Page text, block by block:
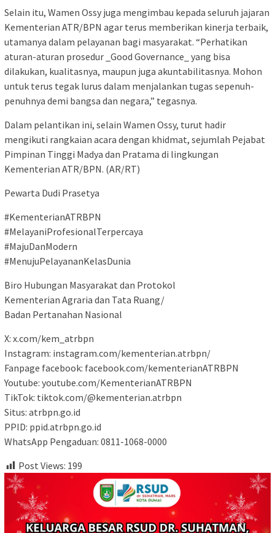
Selain itu, Wamen Ossy juga mengimbau kepada seluruh jajaran
Kementerian ATR/BPN agar terus memberikan kinerja terbaik,
utamanya dalam pelayanan bagi masyarakat. “Perhatikan
aturan-aturan prosedur _Good Governance_ yang bisa
dilakukan, kualitasnya, maupun juga akuntabilitasnya. Mohon
untuk terus tegak lurus dalam menjalankan tugas sepenuh-
penuhnya demi bangsa dan negara,” tegasnya.
Dalam pelantikan ini, selain Wamen Ossy, turut hadir
mengikuti rangkaian acara dengan khidmat, sejumlah Pejabat
Pimpinan Tinggi Madya dan Pratama di lingkungan
Kementerian ATR/BPN. (AR/RT)
Pewarta Dudi Prasetya
#KementerianATRBPN
#MelayaniProfesionalTerpercaya
#MajuDanModern
#MenujuPelayananKelasDunia
Biro Hubungan Masyarakat dan Protokol
Kementerian Agraria dan Tata Ruang/
Badan Pertanahan Nasional
X: x.com/kem_atrbpn
Instagram: instagram.com/kementerian.atrbpn/
Fanpage facebook: facebook.com/kementerianATRBPN
Youtube: youtube.com/KementerianATRBPN
TikTok: tiktok.com/@kementerian.atrbpn
Situs: atrbpn.go.id
PPID: ppid.atrbpn.go.id
WhatsApp Pengaduan: 0811-1068-0000
Post Views: 199